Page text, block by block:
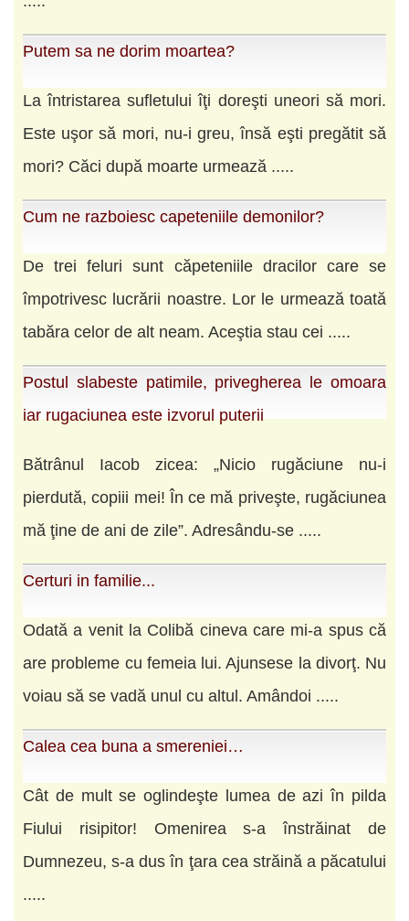
Putem sa ne dorim moartea?
La întristarea sufletului îţi doreşti uneori să mori.
Este uşor să mori, nu-i greu, însă eşti pregătit să
mori? Căci după moarte urmează .....
Cum ne razboiesc capeteniile demonilor?
De trei feluri sunt căpeteniile dracilor care se
împotrivesc lucrării noastre. Lor le urmează toată
tabăra celor de alt neam. Aceştia stau cei .....
Postul slabeste patimile, privegherea le omoara
iar rugaciunea este izvorul puterii
Bătrânul Iacob zicea: „Nicio rugăciune nu-i
pierdută, copiii mei! În ce mă priveşte, rugăciunea
mă ţine de ani de zile”. Adresându-se .....
Certuri in familie...
Odată a venit la Colibă cineva care mi-a spus că
are probleme cu femeia lui. Ajunsese la divorţ. Nu
voiau să se vadă unul cu altul. Amândoi .....
Calea cea buna a smereniei…
Cât de mult se oglindeşte lumea de azi în pilda
Fiului risipitor! Omenirea s-a înstrăinat de
Dumnezeu, s-a dus în ţara cea străină a păcatului
.....